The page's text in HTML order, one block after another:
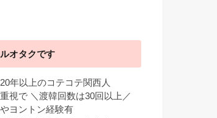
オタクです
年以上のコテコテ関西人
視で ＼渡韓回数は30回以上／
ヨントン経験有